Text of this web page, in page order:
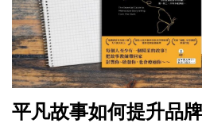
平凡故事如何提升品